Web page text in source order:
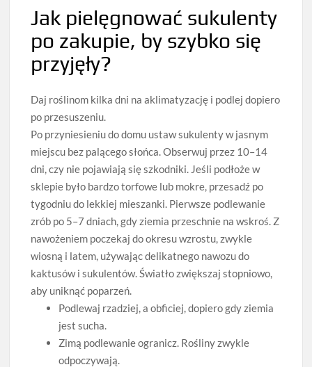
Jak pielęgnować sukulenty
po zakupie, by szybko się
przyjęły?
Daj roślinom kilka dni na aklimatyzację i podlej dopiero
po przesuszeniu.
Po przyniesieniu do domu ustaw sukulenty w jasnym
miejscu bez palącego słońca. Obserwuj przez 10–14
dni, czy nie pojawiają się szkodniki. Jeśli podłoże w
sklepie było bardzo torfowe lub mokre, przesadź po
tygodniu do lekkiej mieszanki. Pierwsze podlewanie
zrób po 5–7 dniach, gdy ziemia przeschnie na wskroś. Z
nawożeniem poczekaj do okresu wzrostu, zwykle
wiosną i latem, używając delikatnego nawozu do
kaktusów i sukulentów. Światło zwiększaj stopniowo,
aby uniknąć poparzeń.
Podlewaj rzadziej, a obficiej, dopiero gdy ziemia
jest sucha.
Zimą podlewanie ogranicz. Rośliny zwykle
odpoczywają.